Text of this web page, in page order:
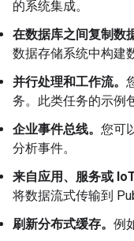
的系统集成。
在数据库之间复制数
数据存储系统中构建
并行处理和工作流。
务。此类任务的示例
企业事件总线。 您可
分析事件。
来自应用、服务或
将数据流式传输到
刷新分布式缓存。 例